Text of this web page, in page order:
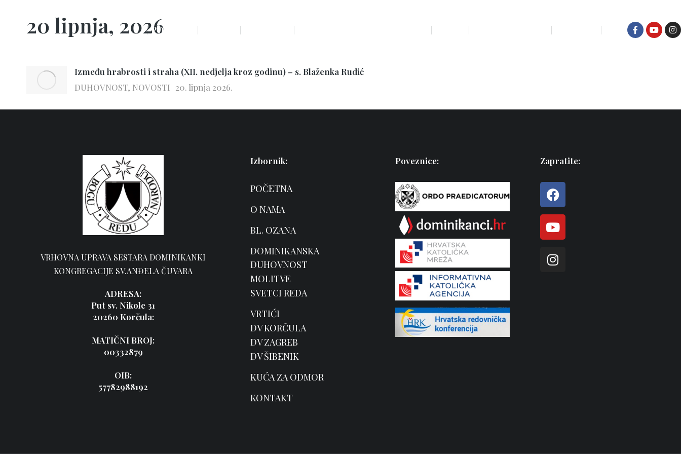
POČETNA
20 lipnja, 2026
Između hrabrosti i straha (XII. nedjelja kroz godinu) – s. Blaženka Rudić
DUHOVNOST, NOVOSTI 20. lipnja 2026.
VRHOVNA UPRAVA SESTARA DOMINIKANKI
KONGREGACIJE SV.ANĐELA ČUVARA
ADRESA:
Put sv. Nikole 31
20260 Korčula:
MATIČNI BROJ:
00332879
OIB:
57782988192
Izbornik:
POČETNA
O NAMA
BL. OZANA
DOMINIKANSKA
DUHOVNOST
MOLITVE
SVETCI REDA
VRTIĆI
DV KORČULA
DV ZAGREB
DV ŠIBENIK
KUĆA ZA ODMOR
KONTAKT
Poveznice: Zapratite: